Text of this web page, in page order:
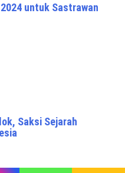
untuk Sastrawan
Saksi Sejarah